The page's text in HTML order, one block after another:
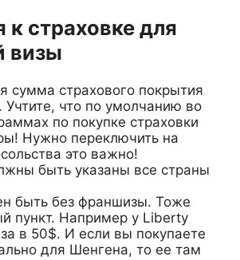
к страховке для
визы
сумма страхового покрытия
что по умолчанию во
по покупке страховки
Нужно переключить на
это важно!
быть указаны все страны
быть без франшизы. Тоже
пункт. Например у Liberty
в 50$. И если вы покупаете
для Шенгена, то ее там